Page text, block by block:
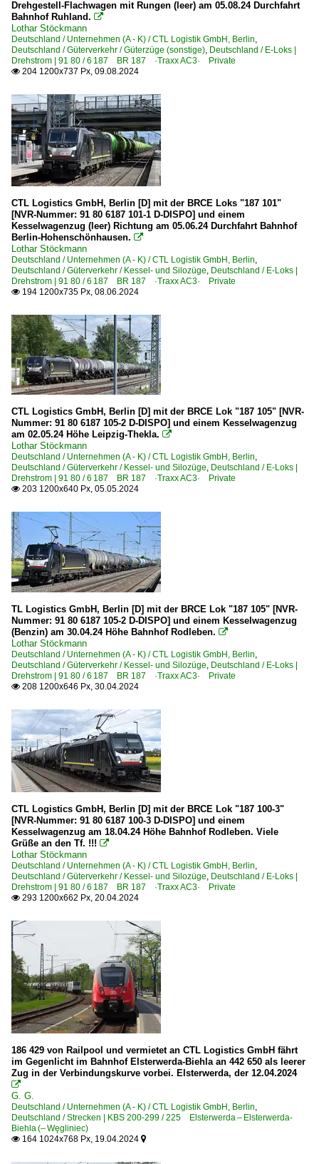
Regional- und Fernzüge
Lz Lokzüge
100 (Berlin–) Hagenow – Büchen – Hamburg
Strecken | KBS 200-299
201 'ost' Berlin Ostbahnhof – Frankfurt (Oder) – Guben
225 Dresden – Cossebaude – Großenhain – Elsterwerda
225 Elsterwerda – Elsterwerda-Biehla (– Węgliniec)
250 (Berlin–) Wittenberg – Bitterfeld – Halle
250 Dessau – Bitterfeld – Leipzig
254 (Magdeburg–) Biederitz – Zerbst – Roßlau – Dessau
310 Hannover – Lehrte – Braunschweig (–Magdeburg)
385 (Wanne-Eickel–) Münster – Bremen (–Hamburg)
Strecken | KBS 400-499
Strecken | KBS 500-599
580 Halle – Naumburg – Erfurt – Bebra ·Thüringer
Strecken | KBS 600-699
605 (Halle–) Erfurt – Bebra ·Thüringer Bahn·
Strecken | KBS 700-799
700 Mannheim – Karlsruhe ·Rheinbahn·
Strecken | KBS 800-999
800 Würzburg – Gemünden – Aschaffenburg ·Main-
840 Hochstadt-Marktzeuln – Probstzella – Saalfeld
910 Treuchtlingen – Pleinfeld – Roth – Nürnberg
Erfurter Bahnservice Gesellschaft mbH ·EBS·
Hupac Deutschland GmbH ·HPCD·
Unternehmen (L - Z)
Railpool GmbH, München ·Rpool·
Unternehmen | historisch
MRCE Dispolok GmbH, München ·DISPO· bis 10.2023
Frankreich
E-Loks | Mehrsystem
BB 37000 · 37500 ·Prima 3-System·
Unternehmen
Akiem SAS, Clichy
Polen
Dieselloks
E-Loks
Drehgestell-Flachwagen mit Rungen (leer) am 05.08.24 Durchfahrt
Bahnhof Ruhland. 
Lothar Stöckmann
Deutschland / Unternehmen (A - K) / CTL Logistik GmbH, Berlin,
Deutschland / Güterverkehr / Güterzüge (sonstige), Deutschland / E-Loks |
Drehstrom | 91 80 / 6 187 BR 187 ·Traxx AC3· Private
 204 1200x737 Px, 09.08.2024
CTL Logistics GmbH, Berlin [D] mit der BRCE Loks "187 101"
[NVR-Nummer: 91 80 6187 101-1 D-DISPO] und einem
Kesselwagenzug (leer) Richtung am 05.06.24 Durchfahrt Bahnhof
Berlin-Hohenschönhausen. 
Lothar Stöckmann
Deutschland / Unternehmen (A - K) / CTL Logistik GmbH, Berlin,
Deutschland / Güterverkehr / Kessel- und Silozüge, Deutschland / E-Loks |
Drehstrom | 91 80 / 6 187 BR 187 ·Traxx AC3· Private
 194 1200x735 Px, 08.06.2024
CTL Logistics GmbH, Berlin [D] mit der BRCE Lok "187 105" [NVR-
Nummer: 91 80 6187 105-2 D-DISPO] und einem Kesselwagenzug
am 02.05.24 Höhe Leipzig-Thekla. 
Lothar Stöckmann
Deutschland / Unternehmen (A - K) / CTL Logistik GmbH, Berlin,
Deutschland / Güterverkehr / Kessel- und Silozüge, Deutschland / E-Loks |
Drehstrom | 91 80 / 6 187 BR 187 ·Traxx AC3· Private
 203 1200x640 Px, 05.05.2024
TL Logistics GmbH, Berlin [D] mit der BRCE Lok "187 105" [NVR-
Nummer: 91 80 6187 105-2 D-DISPO] und einem Kesselwagenzug
(Benzin) am 30.04.24 Höhe Bahnhof Rodleben. 
Lothar Stöckmann
Deutschland / Unternehmen (A - K) / CTL Logistik GmbH, Berlin,
Deutschland / Güterverkehr / Kessel- und Silozüge, Deutschland / E-Loks |
Drehstrom | 91 80 / 6 187 BR 187 ·Traxx AC3· Private
 208 1200x646 Px, 30.04.2024
CTL Logistics GmbH, Berlin [D] mit der BRCE Lok "187 100-3"
[NVR-Nummer: 91 80 6187 100-3 D-DISPO] und einem
Kesselwagenzug am 18.04.24 Höhe Bahnhof Rodleben. Viele
Grüße an den Tf. !!! 
Lothar Stöckmann
Deutschland / Unternehmen (A - K) / CTL Logistik GmbH, Berlin,
Deutschland / Güterverkehr / Kessel- und Silozüge, Deutschland / E-Loks |
Drehstrom | 91 80 / 6 187 BR 187 ·Traxx AC3· Private
 293 1200x662 Px, 20.04.2024
186 429 von Railpool und vermietet an CTL Logistics GmbH fährt
im Gegenlicht im Bahnhof Elsterwerda-Biehla an 442 650 als leerer
Zug in der Verbindungskurve vorbei. Elsterwerda, der 12.04.2024

G. G.
Deutschland / Unternehmen (A - K) / CTL Logistik GmbH, Berlin,
Deutschland / Strecken | KBS 200-299 / 225 Elsterwerda – Elsterwerda-
Biehla (– Węgliniec)
 164 1024x768 Px, 19.04.2024 